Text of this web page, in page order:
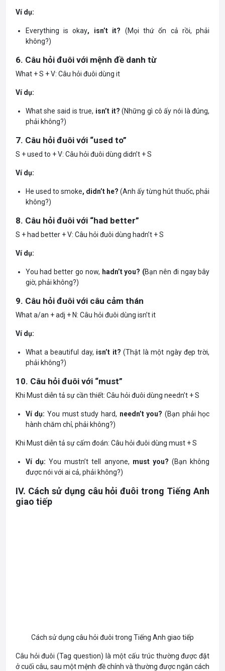
Ví dụ:
Everything is okay, isn’t it? (Mọi thứ ổn cả rồi, phải
không?)
6. Câu hỏi đuôi với mệnh đề danh từ
What + S + V: Câu hỏi đuôi dùng it
Ví dụ:
What she said is true, isn’t it? (Những gì cô ấy nói là đúng,
phải không?)
7. Câu hỏi đuôi với “used to”
S + used to + V: Câu hỏi đuôi dùng didn’t + S
Ví dụ:
He used to smoke, didn’t he?(Anh ấy từng hút thuốc, phải
không?)
8. Câu hỏi đuôi với “had better”
S + had better + V: Câu hỏi đuôi dùng hadn’t + S
Ví dụ:
You had better go now, hadn’t you? (Bạn nên đi ngay bây
giờ, phải không?)
9. Câu hỏi đuôi với câu cảm thán
What a/an + adj + N: Câu hỏi đuôi dùng isn’t it
Ví dụ:
What a beautiful day, isn’t it? (Thật là một ngày đẹp trời,
phải không?)
10. Câu hỏi đuôi với “must”
Khi Must diễn tả sự cần thiết: Câu hỏi đuôi dùng needn’t + S
Ví dụ: You must study hard, needn’t you? (Bạn phải học
hành chăm chỉ, phải không?)
Khi Must diễn tả sự cấm đoán: Câu hỏi đuôi dùng must + S
Ví dụ:You mustn’t tell anyone, must you?(Bạn không
được nói với ai cả, phải không?)
IV. Cách sử dụng câu hỏi đuôi trong Tiếng Anh
giao tiếp
Cách sử dụng câu hỏi đuôi trong Tiếng Anh giao tiếp
Câu hỏi đuôi (Tag question) là một cấu trúc thường được đặt
ở cuối câu, sau một mệnh đề chính và thường được ngăn cách